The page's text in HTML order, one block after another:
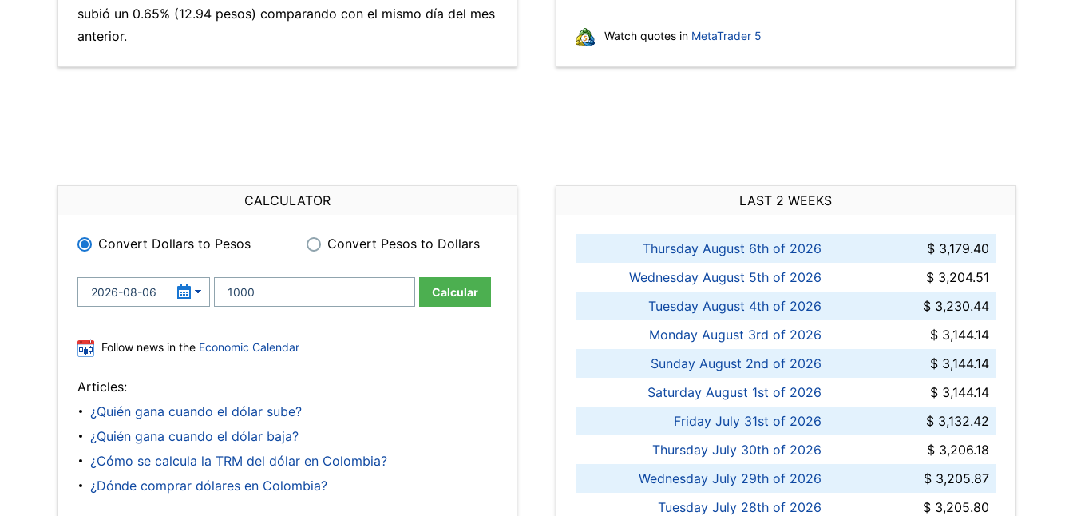
subió un 0.65% (12.94 pesos) comparando con el mismo día del mes
anterior.
Watch quotes in MetaTrader 5
CALCULATOR
Convert Dollars to Pesos Convert Pesos to Dollars
Calcular
Follow news in the Economic Calendar
Articles:
¿Quién gana cuando el dólar sube?
¿Quién gana cuando el dólar baja?
¿Cómo se calcula la TRM del dólar en Colombia?
¿Dónde comprar dólares en Colombia?
LAST 2 WEEKS
Thursday August 6th of 2026
$ 3,179.40
Wednesday August 5th of 2026
$ 3,204.51
Tuesday August 4th of 2026
$ 3,230.44
Monday August 3rd of 2026
$ 3,144.14
Sunday August 2nd of 2026
$ 3,144.14
Saturday August 1st of 2026
$ 3,144.14
Friday July 31st of 2026
$ 3,132.42
Thursday July 30th of 2026
$ 3,206.18
Wednesday July 29th of 2026
$ 3,205.87
Tuesday July 28th of 2026
$ 3,205.80